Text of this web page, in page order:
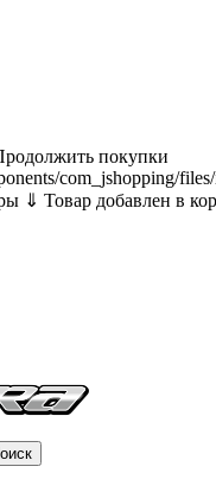
покупки
com_jshopping/
⇓ Товар добавлен в